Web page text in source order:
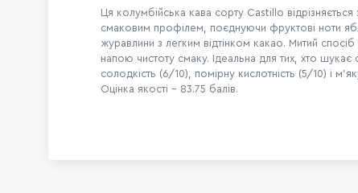
Ця колумбійська кава сорту Castillo
смаковим профілем, поєднуючи фруктові ноти
журавлини з легким відтінком какао. Митий
напою чистоту смаку. Ідеальна для тих, хто
солодкість (6/10), помірну кислотність (5/10) і
Оцінка якості – 83.75 балів.